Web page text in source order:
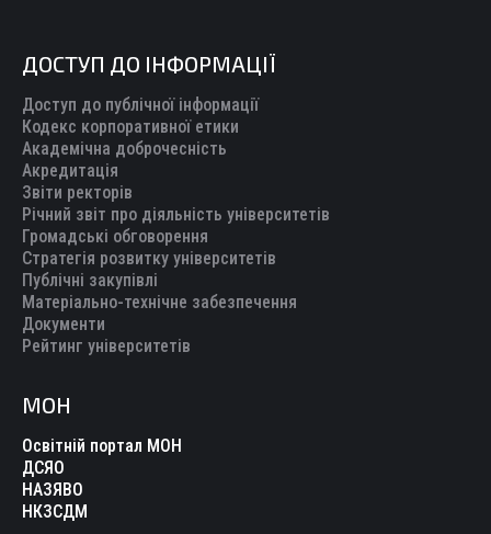
ДОСТУП ДО ІНФОРМАЦІЇ
Доступ до публічної інформації
Кодекс корпоративної етики
Академічна доброчесність
Акредитація
Звіти ректорів
Річний звіт про діяльність університетів
Громадські обговорення
Стратегія розвитку університетів
Публічні закупівлі
Матеріально-технічне забезпечення
Документи
Рейтинг університетів
МОН
Освітній портал МОН
ДСЯО
НАЗЯВО
НКЗСДМ